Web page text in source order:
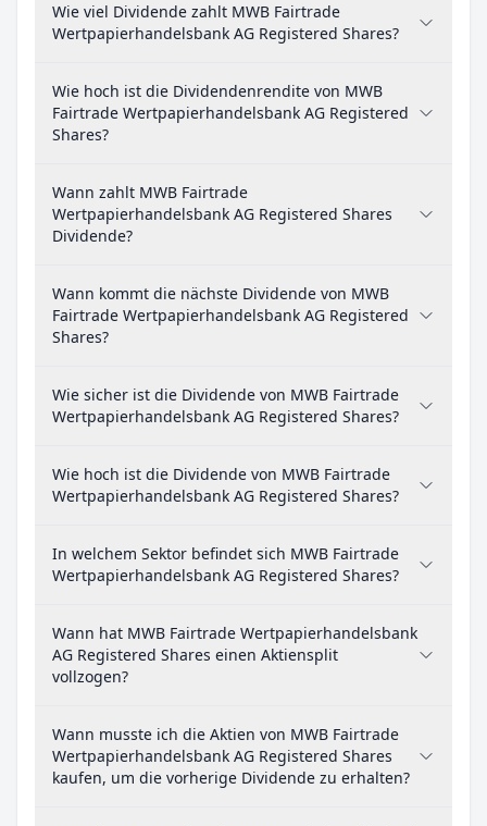
Wie viel Dividende zahlt MWB Fairtrade
Wertpapierhandelsbank AG Registered Shares?
Wie hoch ist die Dividendenrendite von MWB
Fairtrade Wertpapierhandelsbank AG Registered
Shares?
Wann zahlt MWB Fairtrade
Wertpapierhandelsbank AG Registered Shares
Dividende?
Wann kommt die nächste Dividende von MWB
Fairtrade Wertpapierhandelsbank AG Registered
Shares?
Wie sicher ist die Dividende von MWB Fairtrade
Wertpapierhandelsbank AG Registered Shares?
Wie hoch ist die Dividende von MWB Fairtrade
Wertpapierhandelsbank AG Registered Shares?
In welchem Sektor befindet sich MWB Fairtrade
Wertpapierhandelsbank AG Registered Shares?
Wann hat MWB Fairtrade Wertpapierhandelsbank
AG Registered Shares einen Aktiensplit
vollzogen?
Wann musste ich die Aktien von MWB Fairtrade
Wertpapierhandelsbank AG Registered Shares
kaufen, um die vorherige Dividende zu erhalten?